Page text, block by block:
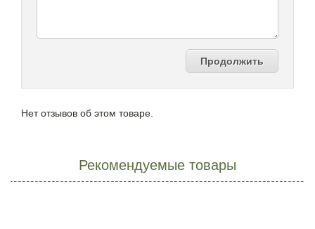
Продолжить
Нет отзывов об этом товаре.
Рекомендуемые товары